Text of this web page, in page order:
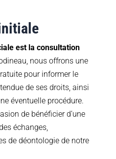
est la consultation
nous offrons une
pour informer le
de ses droits, ainsi
éventuelle procédure.
de bénéficier d’une
échanges,
de déontologie de notre